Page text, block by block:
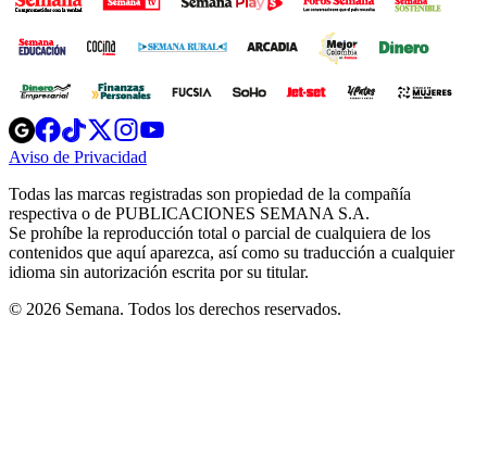
Opens
in
new
Opens
in
new
Opens
in
new
window
Opens
new
windowwindow
Aviso de Privacidad
new
window
Todas las marcas registradas son propiedad de la compañía
respectiva o de PUBLICACIONES SEMANA S.A.
Se prohíbe la reproducción total o parcial de cualquiera de los
contenidos que aquí aparezca, así como su traducción a cualquier
idioma sin autorización escrita por su titular.
© 2026 Semana. Todos los derechos reservados.